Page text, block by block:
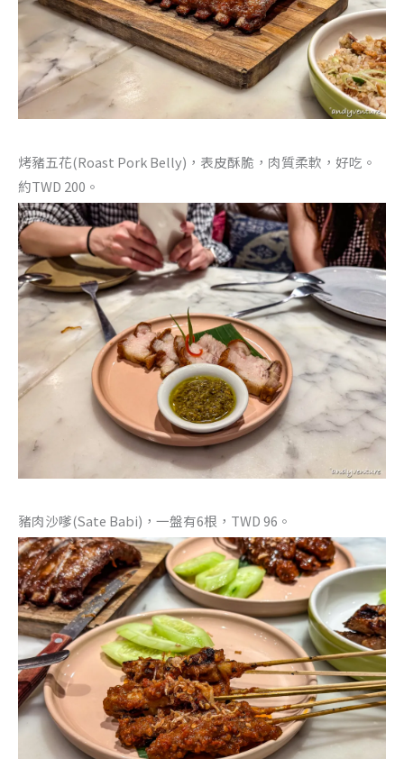
烤豬五花(Roast Pork Belly)，表皮酥脆，肉質柔軟，好吃。
約TWD 200。
豬肉沙嗲(Sate Babi)，一盤有6根，TWD 96。